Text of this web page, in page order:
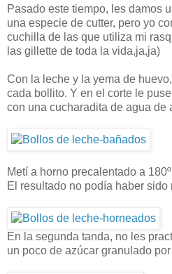
Pasado este tiempo, les damos
una especie de cutter, pero yo
cuchilla de las que utiliza mi
las gillette de toda la vida,ja,ja)
Con la leche y la yema de
cada bollito. Y en el corte le
con una cucharadita de agua de
Metí a horno precalentado a
El resultado no podía haber sido
En la segunda tanda, no les
un poco de azúcar granulado